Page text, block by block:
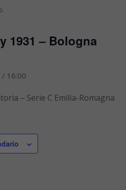
1931 – Bologna
/ 16:00
– Serie C Emilia-Romagna